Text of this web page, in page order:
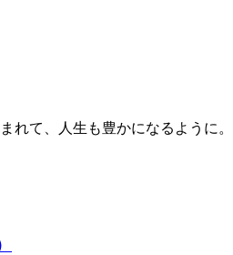
れて、人生も豊かになるように。